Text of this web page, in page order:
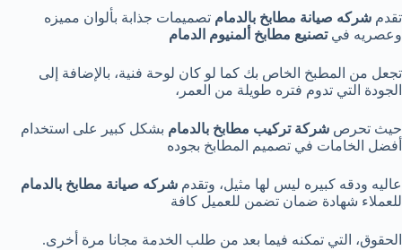
تقدم شركه صيانة مطابخ بالدمام تصميمات جذابة بألوان مميزه
وعصريه فيتصنيع مطابخ ألمنيوم الدمام
تجعل من المطبخ الخاص بك كما لو كان لوحة فنية، بالإضافة إلى
الجودة التي تدوم فتره طويلة من العمر،
حيث تحرص شركة تركيب مطابخ بالدمام بشكل كبير على استخدام
أفضل الخامات في تصميم المطابخ بجوده
عاليه ودقه كبيره ليس لها مثيل، وتقدم شركه صيانة مطابخ بالدمام
للعملاء شهادة ضمان تضمن للعميل كافة
الحقوق، التي تمكنه فيما بعد من طلب الخدمة مجانا مرة أخرى.